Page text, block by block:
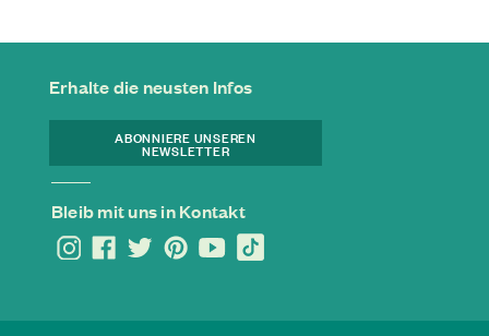
Erhalte die neusten Infos
ABONNIERE UNSEREN
NEWSLETTER
Bleib mit uns in Kontakt